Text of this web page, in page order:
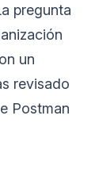
pregunta
un
revisado
Postman